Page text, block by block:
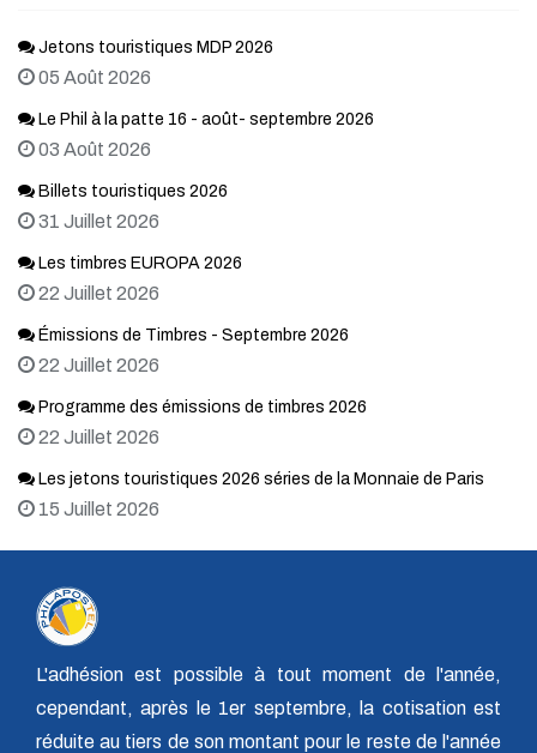
Jetons touristiques MDP 2026
05 Août 2026
Le Phil à la patte 16 - août- septembre 2026
03 Août 2026
Billets touristiques 2026
31 Juillet 2026
Les timbres EUROPA 2026
22 Juillet 2026
Émissions de Timbres - Septembre 2026
22 Juillet 2026
Programme des émissions de timbres 2026
22 Juillet 2026
Les jetons touristiques 2026 séries de la Monnaie de Paris
15 Juillet 2026
L'adhésion est possible à tout moment de l'année,
cependant, après le 1er septembre, la cotisation est
réduite au tiers de son montant pour le reste de l'année